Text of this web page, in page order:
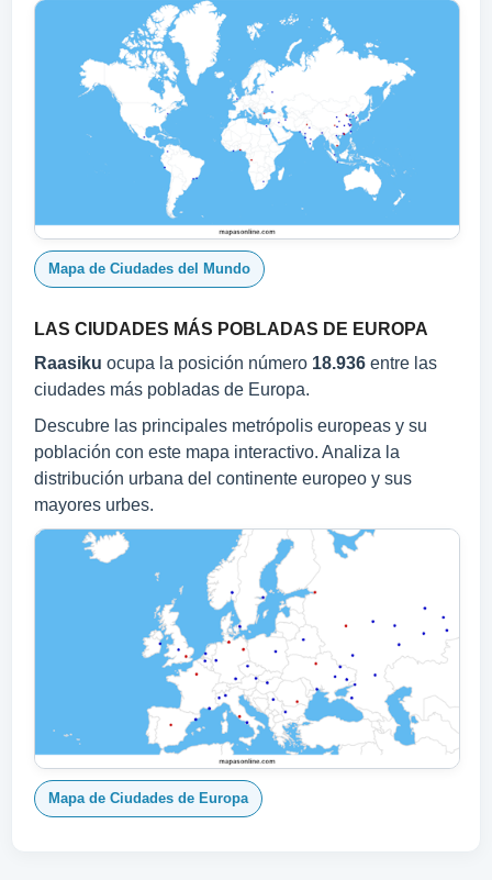
Mapa de Ciudades del Mundo
LAS CIUDADES MÁS POBLADAS DE EUROPA
Raasiku ocupa la posición número 18.936 entre las
ciudades más pobladas de Europa.
Descubre las principales metrópolis europeas y su
población con este mapa interactivo. Analiza la
distribución urbana del continente europeo y sus
mayores urbes.
Mapa de Ciudades de Europa